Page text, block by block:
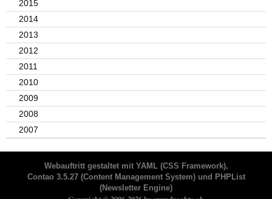
2015
2014
2013
2012
2011
2010
2009
2008
2007
Webauftritt gestaltet mit YAML(CSS Framework),
Contao 3.5.27(Content Management System) und PHPList
(Newsletter Engine)